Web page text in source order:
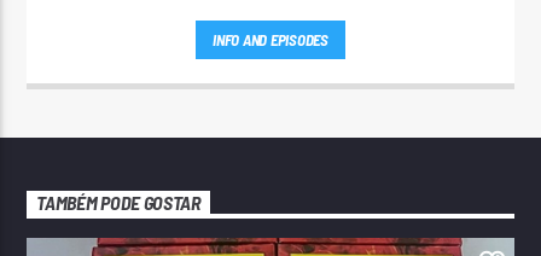
INFO AND EPISODES
TAMBÉM PODE GOSTAR